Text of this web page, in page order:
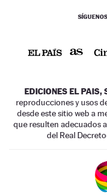
EDICIONES EL PAIS,
reproducciones y usos
desde este sitio web a
que resulten adecuados
del Real